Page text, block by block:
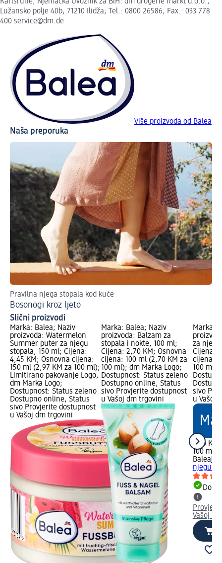
Karlsruhe, Njemačka Uvoznik za BiH: dm drogerie markt d.o.o.,
Lužansko polje 40b, 71210 Ilidža; Tel.: 0800 26586, Fax.: 033 778
400 service@dm.de
Više proizvoda od Balea
Naša preporuka
Pravilna njega stopala kod kuće
Bosonogi kroz ljeto
Slični proizvodi
Marka: Balea; Naziv
proizvoda: Watermelon
Summer puter za njegu
stopala, 150 ml; Cijena:
4,45 KM; Osnovna cijena:
150 ml (2,97 KM za 100 ml);
Limitirano pakovanje Logo,
dm Marka Logo;
Dostupnost: Status zeleno
Dostupno online, Status
sivo Provjerite dostupnost
u Vašoj dm trgovini
Marka: Balea; Naziv
proizvoda: Balzam za
stopala i nokte, 100 ml;
Cijena: 2,70 KM; Osnovna
cijena: 100 ml (2,70 KM za
100 ml); dm Marka Logo;
Dostupnost: Status zeleno
Dostupno online, Status
sivo Provjerite dostupnost
u Vašoj dm trgovini
Marka:
za
Cijena:
cijena:
100 ml);
sivo
u Vašoj
3,30 KM
100 ml
Balea
njegu
Vašoj